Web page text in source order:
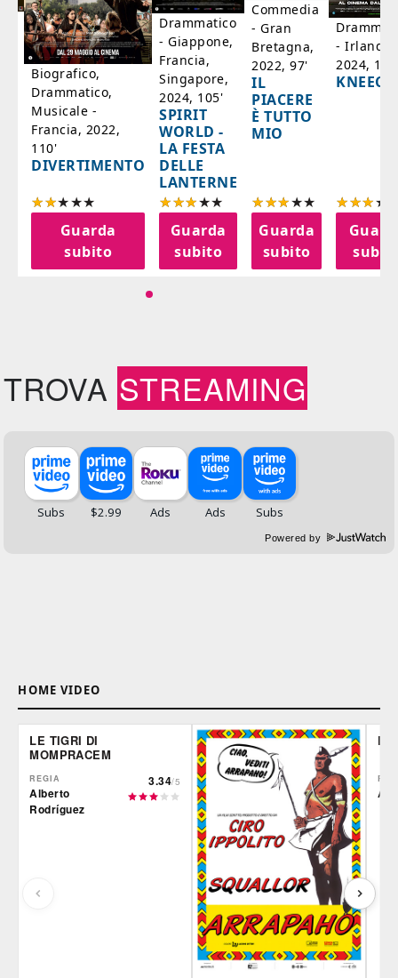
Biografico,
Drammatico,
Musicale -
Francia, 2022,
110'
DIVERTIMENTO
Guarda
subito
Drammatico
- Giappone,
Francia,
Singapore,
2024, 105'
SPIRIT
WORLD -
LA FESTA
DELLE
LANTERNE
Guarda
subito
Commedia
- Gran
Bretagna,
2022, 97'
IL
PIACERE
È TUTTO
MIO
Guarda
subito
- Irlanda,
2024,
TROVA STREAMING
Powered by
HOME VIDEO
LE TIGRI DI
MOMPRACEM
REGIA
Alberto
Rodríguez
3.34/5